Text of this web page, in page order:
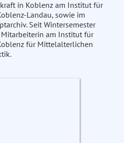
in Koblenz am Institut für
Landau, sowie im
Seit Wintersemester
am Institut für
für Mittelalterlichen